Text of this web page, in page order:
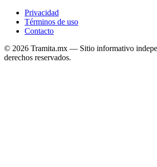
Privacidad
Términos de uso
Contacto
© 2026 Tramita.mx — Sitio informativo
derechos reservados.